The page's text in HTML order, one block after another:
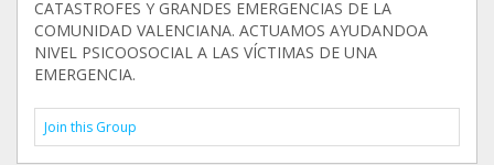
CATASTROFES Y GRANDES EMERGENCIAS DE LA
COMUNIDAD VALENCIANA. ACTUAMOS AYUDANDOA
NIVEL PSICOOSOCIAL A LAS VÍCTIMAS DE UNA
EMERGENCIA.
Join this Group